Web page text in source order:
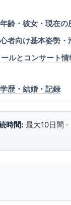
齢・彼女・現在の
者向け基本姿勢
ールとコンサート
歴・結婚・記録
時間: 最大10日間 ·